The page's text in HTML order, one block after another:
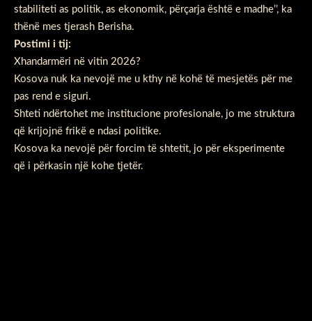
stabiliteti as politik, as ekonomik, përçarja është e madhe’’, ka
thënë mes tjerash Berisha.
Postimi i tij:
Xhandarmëri në vitin 2026?
Kosova nuk ka nevojë me u kthy në kohë të mesjetës për me
pas rend e siguri.
Shteti ndërtohet me institucione profesionale, jo me struktura
që krijojnë frikë e ndasi politike.
Kosova ka nevojë për forcim të shtetit, jo për eksperimente
që i përkasin një kohe tjetër.